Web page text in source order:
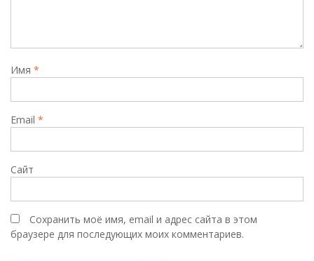
Имя *
Email *
Сайт
Сохранить моё имя, email и адрес сайта в этом
браузере для последующих моих комментариев.